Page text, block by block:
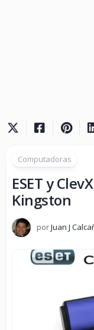
Computadoras
ESET y
Kingston
porJuan J